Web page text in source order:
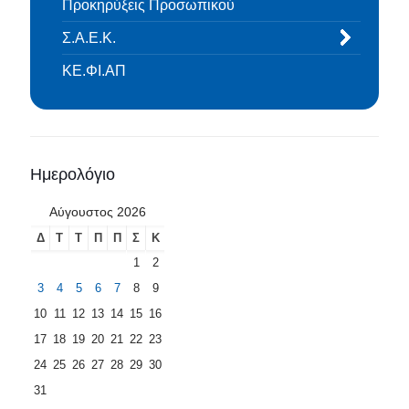
Προκηρύξεις Προσωπικού
Σ.Α.Ε.Κ.
ΚΕ.ΦΙ.ΑΠ
Ημερολόγιο
Αύγουστος 2026
Δ Τ Τ Π Π Σ
Κ
1
2
3
4 5 6 7 8
9
10 11 12 13 14 15 16
17 18 19 20 21 22 23
24 25 26 27 28 29 30
31